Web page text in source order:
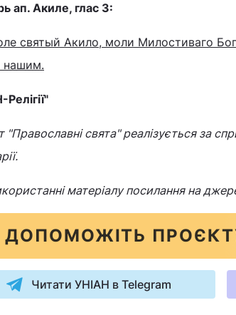
ап. Акиле, глас 3:
святый Акило, моли Милостиваго
"Православні свята" реалізується за
матеріалу посилання на
ДОПОМОЖІТЬ
Читати УНІАН в Telegram